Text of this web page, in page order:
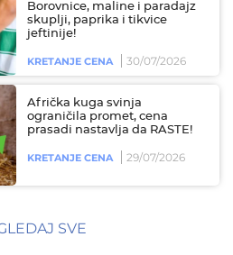
Borovnice, maline i paradajz
skuplji, paprika i tikvice
jeftinije!
KRETANJE CENA 30/07/2026
Afrička kuga svinja
ograničila promet, cena
prasadi nastavlja da RASTE!
KRETANJE CENA 29/07/2026
SVE